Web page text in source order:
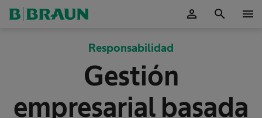
person search menu
Responsabilidad
Gestión
empresarial basada